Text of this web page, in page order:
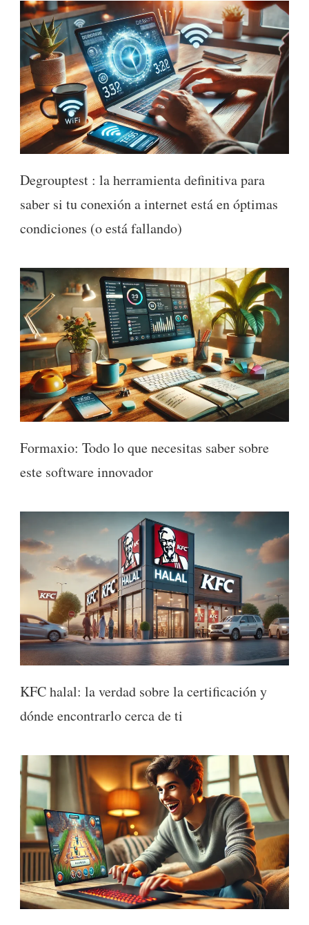
Degrouptest : la herramienta definitiva para
saber si tu conexión a internet está en óptimas
condiciones (o está fallando)
Formaxio: Todo lo que necesitas saber sobre
este software innovador
KFC halal: la verdad sobre la certificación y
dónde encontrarlo cerca de ti